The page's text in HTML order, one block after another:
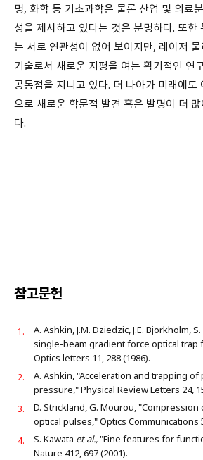
명, 화학 등 기초과학은 물론 산업 및 의료
성을 제시하고 있다는 것은 분명하다. 또한
는 서로 연관성이 없어 보이지만, 레이저
기술로서 새로운 지평을 여는 획기적인 연
공통점을 지니고 있다. 더 나아가 미래에도
으로 새로운 학문적 발견 혹은 발명이 더
다.
참고문헌
A. Ashkin, J.M. Dziedzic, J.E. Bjorkholm,
single-beam gradient force optical trap
Optics letters 11, 288 (1986).
A. Ashkin, "Acceleration and trapping
pressure," Physical Review Letters 24,
D. Strickland, G. Mourou,
optical pulses," Optics Communications
S. Kawata et al.,"Fine features for
Nature 412, 697 (2001).